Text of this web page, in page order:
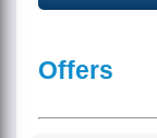
Offers